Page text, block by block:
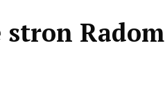
stron Radom